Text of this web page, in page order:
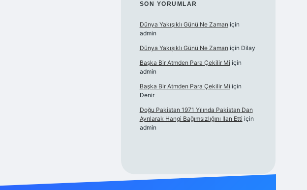
SON YORUMLAR
Dünya Yakışıklı Günü Ne Zaman için
admin
Dünya Yakışıklı Günü Ne Zaman için Dilay
Başka Bir Atmden Para Çekilir Mi için
admin
Başka Bir Atmden Para Çekilir Mi için
Denir
Doğu Pakistan 1971 Yılında Pakistan Dan
Ayrılarak Hangi Bağımsızlığını Ilan Etti için
admin